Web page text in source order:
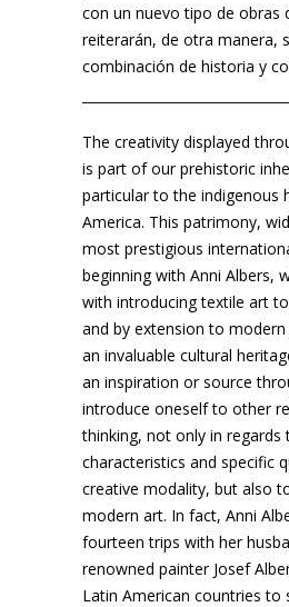
con un nuevo tipo de obras
reiterarán, de otra manera,
combinación de historia y
The creativity displayed
is part of our prehistoric
particular to the indigenous
America. This patrimony,
most prestigious
beginning with Anni Albers,
with introducing textile art
and by extension to
an invaluable cultural
an inspiration or source
introduce oneself to other
thinking, not only in regards
characteristics and specific
creative modality, but also
modern art. In fact, Anni
fourteen trips with her
renowned painter Josef
Latin American countries to